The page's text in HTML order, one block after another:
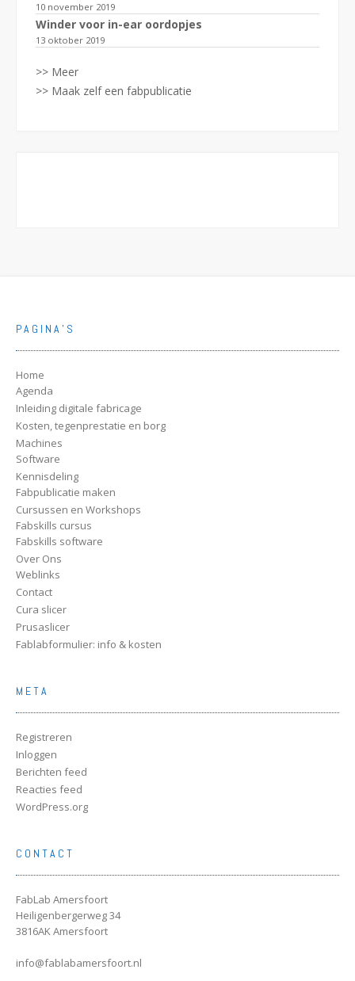
10 november 2019
Winder voor in-ear oordopjes
13 oktober 2019
>> Meer
>> Maak zelf een fabpublicatie
PAGINA’S
Home
Agenda
Inleiding digitale fabricage
Kosten, tegenprestatie en borg
Machines
Software
Kennisdeling
Fabpublicatie maken
Cursussen en Workshops
Fabskills cursus
Fabskills software
Over Ons
Weblinks
Contact
Cura slicer
Prusaslicer
Fablabformulier: info & kosten
META
Registreren
Inloggen
Berichten feed
Reacties feed
WordPress.org
CONTACT
FabLab Amersfoort
Heiligenbergerweg 34
3816AK Amersfoort
info@fablabamersfoort.nl